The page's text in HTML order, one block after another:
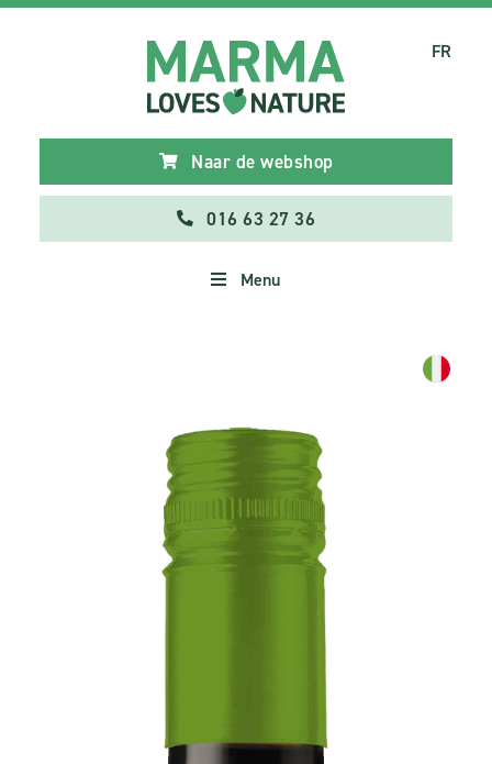
Naar de webshop
016 63 27 36
Menu
FR